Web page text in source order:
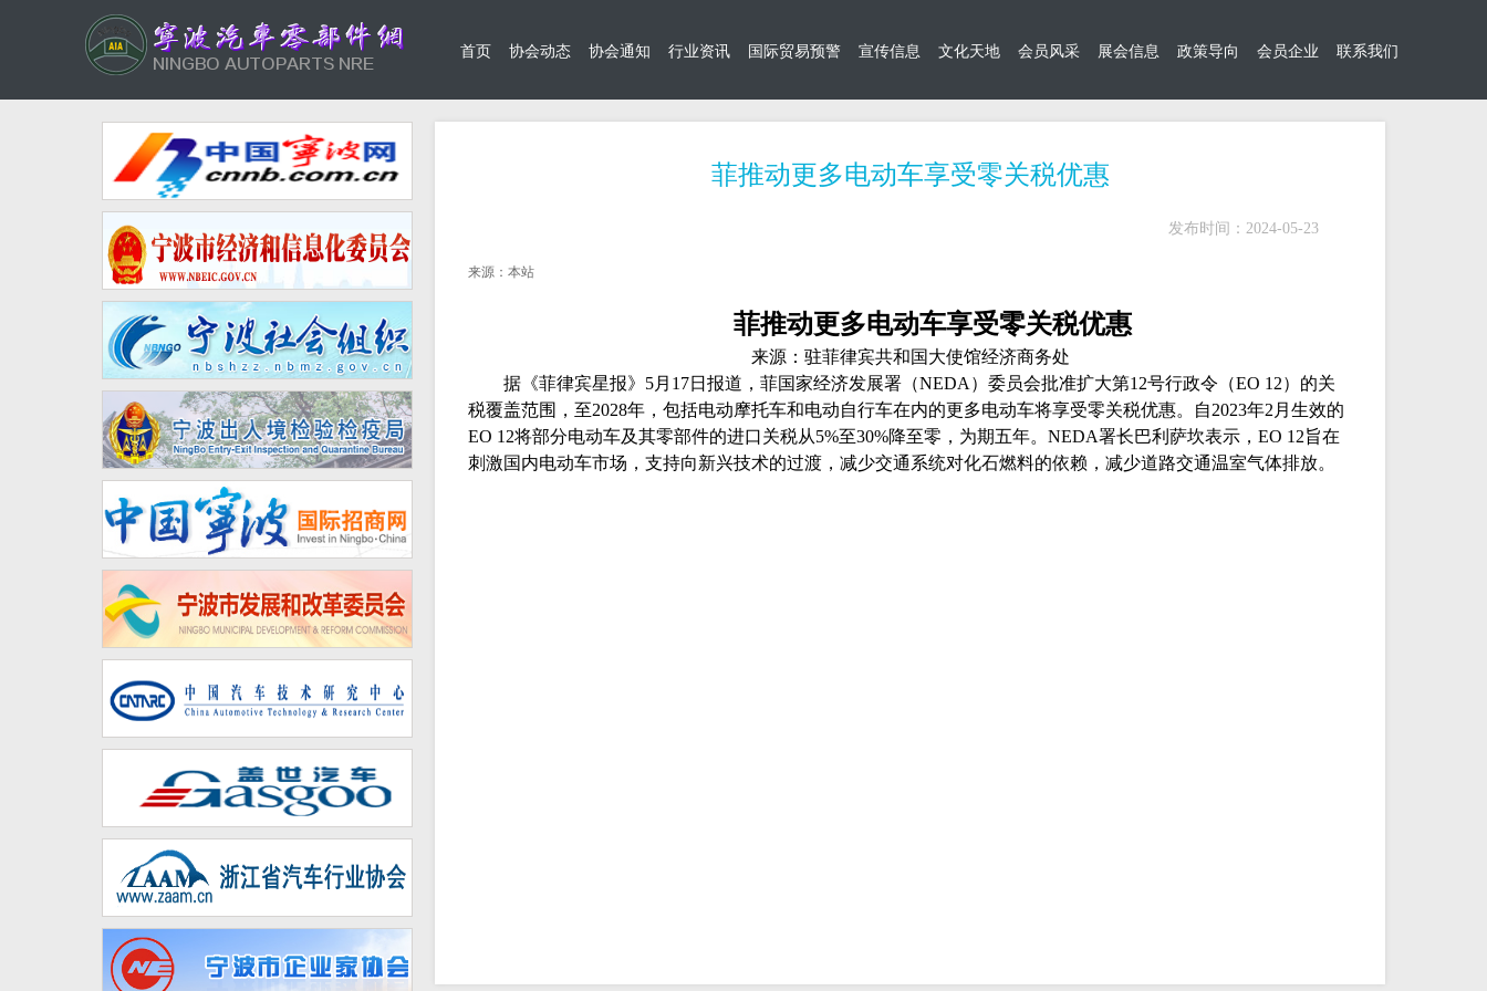
首页 协会动态 协会通知 行业资讯 国际贸易预警 宣传信息 文化天地 会员风采 展会信息 政策导向 会员企业 联系我们
菲推动更多电动车享受零关税优惠
发布时间：2024-05-23
来源：本站
菲推动更多电动车享受零关税优惠
来源：驻菲律宾共和国大使馆经济商务处
据《菲律宾星报》 5月 17日报道，菲国家经济发展署（NEDA ）委员会批准扩大第12号行政令（EO 12）的关
税覆盖范围，至2028年，包括电动摩托车和电动自行车在内的更多电动车将享受零关税优惠。自2023年2 月生效的
EO 12将部分电动车及其零部件的进口关税从5%至30%降至零，为期五年。 NEDA署长巴利萨坎表示， EO 12旨在
刺激国内电动车市场，支持向新兴技术的过渡，减少交通系统对化石燃料的依赖，减少道路交通温室气体排放。